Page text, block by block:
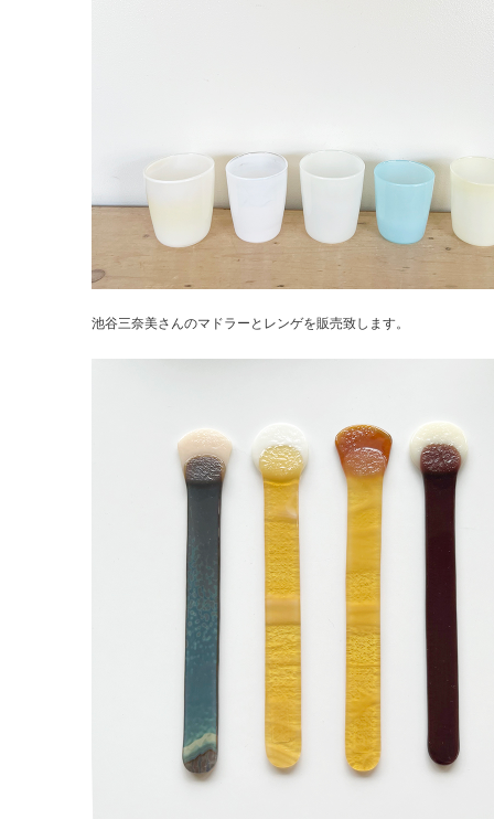
池谷三奈美さんのマドラーとレンゲを販売致します。